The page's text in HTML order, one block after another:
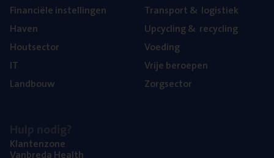
Finan­ci­ë­le instellingen
Haven
Hout­sec­tor
IT
Land­bouw
Trans­port& logistiek
Upcy­cling& recycling
Voe­ding
Vrije beroe­pen
Zorg­sec­tor
Klan­ten­zo­ne
Van­b­re­da Health